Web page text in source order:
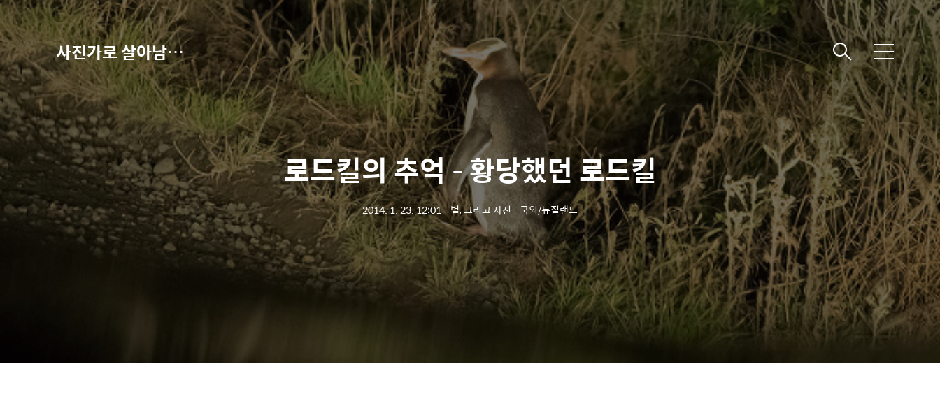
사진가로 살아남기-권오철의 별과 사진 메
뉴
로드킬의 추억 – 황당했던 로드킬
2014. 1. 23. 12:01ㆍ별, 그리고 사진 - 국외/뉴질랜드